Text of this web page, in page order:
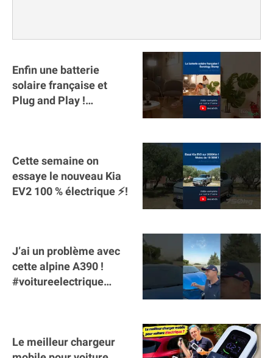
Enfin une batterie
solaire française et
Plug and Play !
Cette semaine on
essaye le nouveau Kia
EV2 100 % électrique ⚡️!
J’ai un problème avec
cette alpine A390 !
#voitureelectrique
Le meilleur chargeur